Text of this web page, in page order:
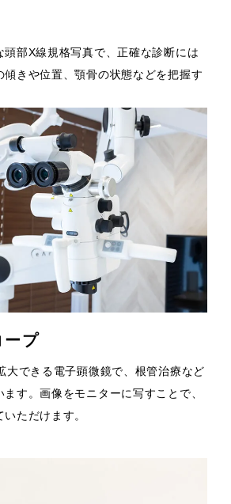
頭部X線規格写真で、正確な診断には
傾きや位置、顎骨の状態などを把握す
ープ
大できる電子顕微鏡で、根管治療など
す。画像をモニターに写すことで、
ただけます。